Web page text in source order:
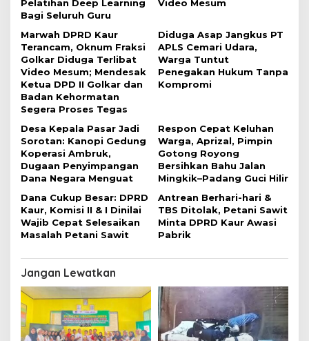
o
s
Pelatihan Deep Learning
Bagi Seluruh Guru
Video Mesum
Marwah DPRD Kaur
Terancam, Oknum Fraksi
Golkar Diduga Terlibat
Video Mesum; Mendesak
Ketua DPD II Golkar dan
Badan Kehormatan
Segera Proses Tegas
Diduga Asap Jangkus PT
APLS Cemari Udara,
Warga Tuntut
Penegakan Hukum Tanpa
Kompromi
Desa Kepala Pasar Jadi
Sorotan: Kanopi Gedung
Koperasi Ambruk,
Dugaan Penyimpangan
Dana Negara Menguat
Respon Cepat Keluhan
Warga, Aprizal, Pimpin
Gotong Royong
Bersihkan Bahu Jalan
Mingkik–Padang Guci Hilir
Dana Cukup Besar: DPRD
Kaur, Komisi II & I Dinilai
Wajib Cepat Selesaikan
Masalah Petani Sawit
Antrean Berhari-hari &
TBS Ditolak, Petani Sawit
Minta DPRD Kaur Awasi
Pabrik
Jangan Lewatkan